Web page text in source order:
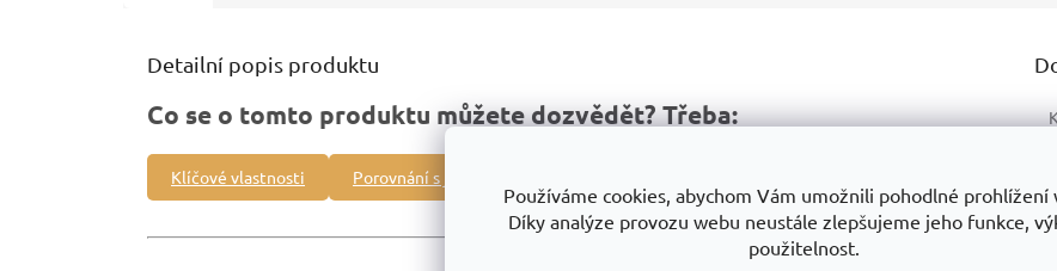
Používáme cookies, abychom Vám umožnili pohodlné prohlížení
Díky analýze provozu webu neustále zlepšujeme jeho funkce,
použitelnost.
Detailní popis produktu
Co se o tomto produktu můžete dozvědět? Třeba:
Klíčové vlastnosti Porovnání s jinými produkty